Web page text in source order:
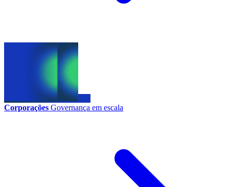
Corporações Governança em escala